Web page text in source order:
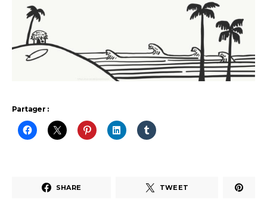
Partager :
SHARE TWEET